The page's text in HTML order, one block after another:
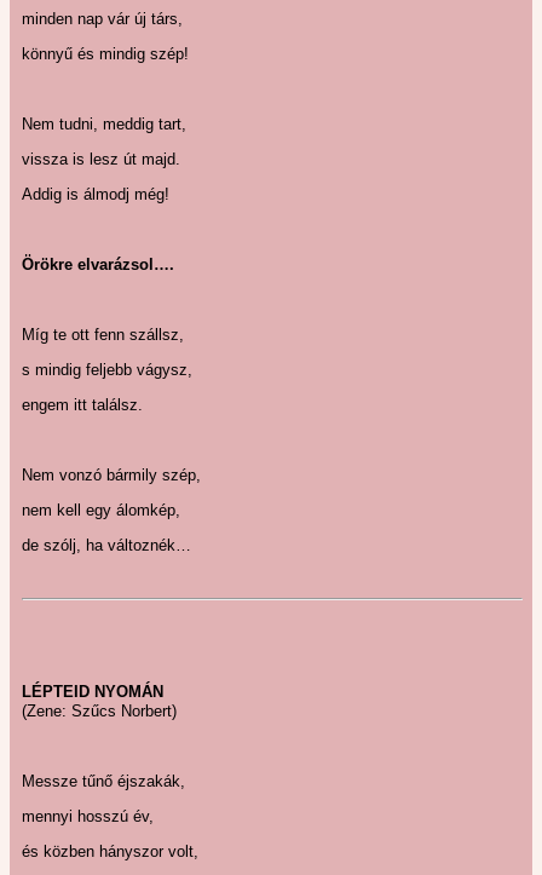
minden nap vár új társ,
könnyű és mindig szép!
Nem tudni, meddig tart,
vissza is lesz út majd.
Addig is álmodj még!
Örökre elvarázsol….
Míg te ott fenn szállsz,
s mindig feljebb vágysz,
engem itt találsz.
Nem vonzó bármily szép,
nem kell egy álomkép,
de szólj, ha változnék…
LÉPTEID NYOMÁN
(Zene: Szűcs Norbert)
Messze tűnő éjszakák,
mennyi hosszú év,
és közben hányszor volt,